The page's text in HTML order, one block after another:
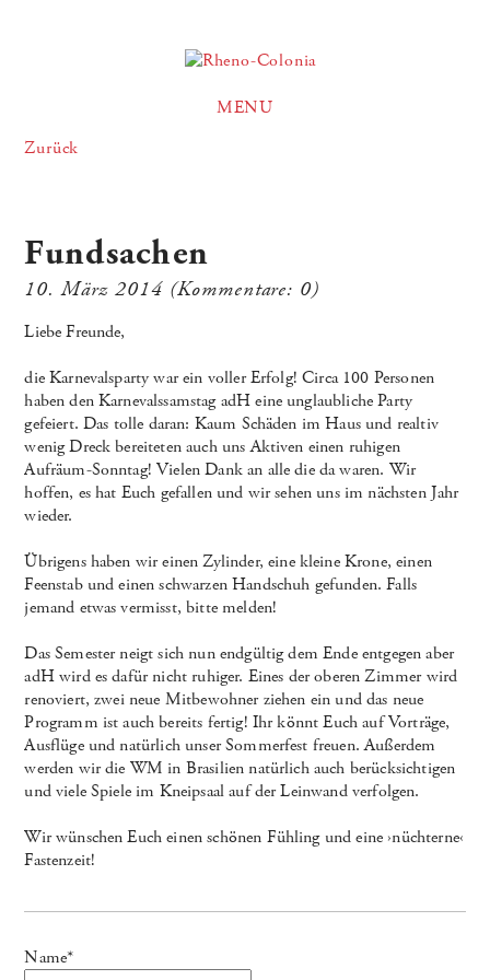
MENU
Zurück
Fundsachen
10. März 2014(Kommentare: 0)
Liebe Freunde,
die Karnevalsparty war ein voller Erfolg! Circa 100 Personen
haben den Karnevalssamstag adH eine unglaubliche Party
gefeiert. Das tolle daran: Kaum Schäden im Haus und realtiv
wenig Dreck bereiteten auch uns Aktiven einen ruhigen
Aufräum-Sonntag! Vielen Dank an alle die da waren. Wir
hoffen, es hat Euch gefallen und wir sehen uns im nächsten Jahr
wieder.
Übrigens haben wir einenZylinder, eine kleine Krone, einen
Feenstab und einen schwarzen Handschuh gefunden. Falls
jemand etwas vermisst, bitte melden!
Das Semester neigt sich nun endgültig dem Ende entgegen aber
adH wird es dafür nicht ruhiger. Eines der oberen Zimmer wird
renoviert, zwei neue Mitbewohner ziehen ein und das neue
Programm ist auch bereits fertig! Ihr könnt Euch auf Vorträge,
Ausflüge und natürlich unser Sommerfest freuen. Außerdem
werden wir die WM in Brasilien natürlich auch berücksichtigen
und viele Spiele im Kneipsaal auf der Leinwand verfolgen.
Wir wünschen Euch einen schönen Fühling und eine ›nüchterne‹
Fastenzeit!
Name*